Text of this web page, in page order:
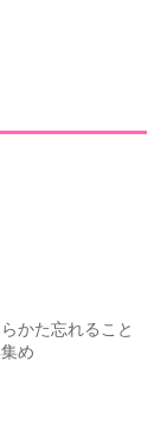
かた忘れること
め